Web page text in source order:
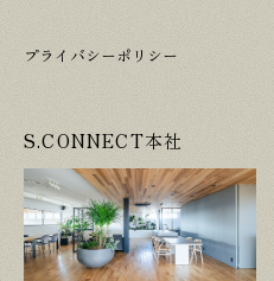
プライバシーポリシー
S.CONNECT本社